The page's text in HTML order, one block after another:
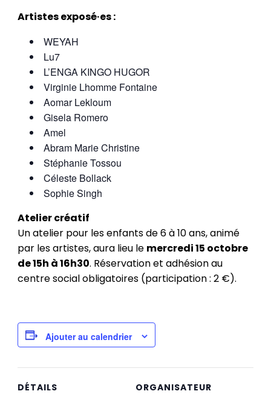
Artistes exposé·es :
WEYAH
Lu7
L’ENGA KINGO HUGOR
Virginie Lhomme Fontaine
Aomar Lekloum
Gisela Romero
Amel
Abram Marie Christine
Stéphanie Tossou
Céleste Bollack
Sophie Singh
Atelier créatif
Un atelier pour les enfants de 6 à 10 ans, animé
par les artistes, aura lieu le mercredi 15 octobre
de 15h à 16h30. Réservation et adhésion au
centre social obligatoires (participation : 2 €).
Ajouter au calendrier
DÉTAILS
ORGANISATEUR